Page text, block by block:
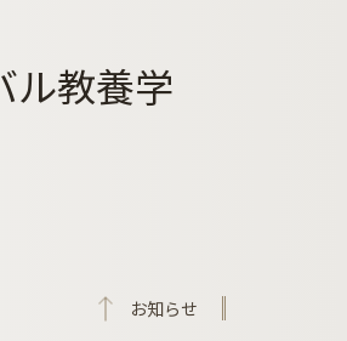
ル教養学
お知らせ